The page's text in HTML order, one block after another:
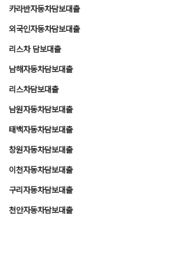
카라반자동차담보대출
외국인자동차담보대출
리스차 담보대출
남해자동차담보대출
리스차담보대출
남원자동차담보대출
태백자동차담보대출
창원자동차담보대출
이천자동차담보대출
구리자동차담보대출
천안자동차담보대출